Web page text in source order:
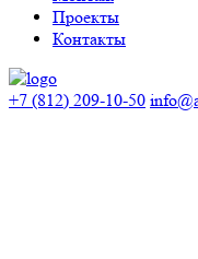
Проекты
Контакты
+7 (812) 209-10-50